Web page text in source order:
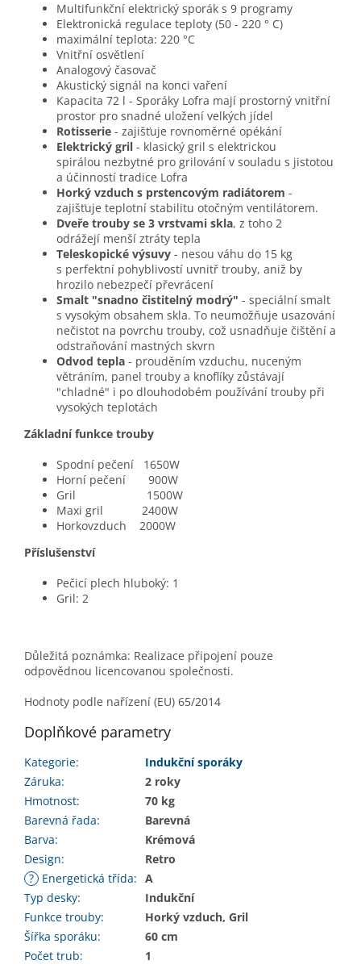
Multifunkční elektrický sporák s 9 programy
Elektronická regulace teploty (50 - 220 ° C)
maximální teplota: 220 °C
Vnitřní osvětlení
Analogový časovač
Akustický signál na konci vaření
Kapacita 72 l - Sporáky Lofra mají prostorný vnitřní
prostor pro snadné uložení velkých jídel
Rotisserie - zajišťuje rovnoměrné opékání
Elektrický gril - klasický gril s elektrickou
spirálou nezbytné pro grilování v souladu s jistotou
a účinností tradice Lofra
Horký vzduch s prstencovým radiátorem -
zajišťuje teplotní stabilitu otočným ventilátorem.
Dveře trouby se 3 vrstvami skla, z toho 2
odrážejí menší ztráty tepla
Teleskopické výsuvy - nesou váhu do 15 kg
s perfektní pohyblivostí uvnitř trouby, aniž by
hrozilo nebezpečí převrácení
Smalt "snadno čistitelný modrý" - speciální smalt
s vysokým obsahem skla. To neumožňuje usazování
nečistot na povrchu trouby, což usnadňuje čištění a
odstraňování mastných skvrn
Odvod tepla - prouděním vzduchu, nuceným
větráním, panel trouby a knoflíky zůstávají
"chladné" i po dlouhodobém používání trouby při
vysokých teplotách
Základní funkce trouby
Spodní pečení 1650W
Horní pečení 900W
Gril 1500W
Maxi gril 2400W
Horkovzduch 2000W
Příslušenství
Pečicí plech hluboký: 1
Gril: 2
Důležitá poznámka: Realizace připojení pouze
odpovědnou licencovanou společnosti.
Hodnoty podle nařízení (EU) 65/2014
Doplňkové parametry
Kategorie:
Indukční sporáky
Záruka:
2 roky
Hmotnost:
70 kg
Barevná řada:
Barevná
Barva:
Krémová
Design:
Retro
? Energetická třída: A
Typ desky:
Indukční
Funkce trouby:
Horký vzduch, Gril
Šířka sporáku:
60 cm
Počet trub: 1